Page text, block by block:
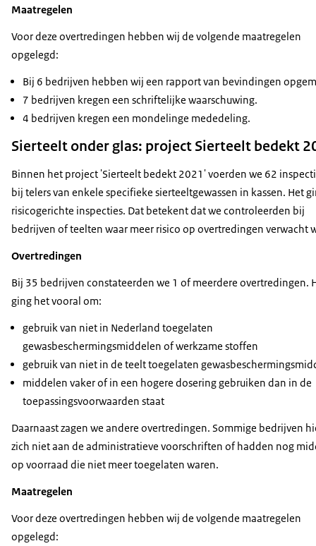
Maatregelen
Voor deze overtredingen hebben wij de volgende maatregelen
opgelegd:
Bij 6 bedrijven hebben wij een rapport van bevindingen
7 bedrijven kregen een schriftelijke waarschuwing.
4 bedrijven kregen een mondelinge mededeling.
Sierteelt onder glas: project Sierteelt bedekt
Binnen het project 'Sierteelt bedekt 2021' voerden we 62
bij telers van enkele specifieke sierteeltgewassen in kassen. Het
risicogerichte inspecties. Dat betekent dat we controleerden bij
bedrijven of teelten waar meer risico op overtredingen verwacht
Overtredingen
Bij 35 bedrijven constateerden we 1 of meerdere overtredingen.
ging het vooral om:
gebruik van niet in Nederland toegelaten
gewasbeschermingsmiddelen of werkzame stoffen
gebruik van niet in de teelt toegelaten
middelen vaker of in een hogere dosering gebruiken dan in de
toepassingsvoorwaarden staat
Daarnaast zagen we andere overtredingen. Sommige bedrijven
zich niet aan de administratieve voorschriften of hadden nog
op voorraad die niet meer toegelaten waren.
Maatregelen
Voor deze overtredingen hebben wij de volgende maatregelen
opgelegd: